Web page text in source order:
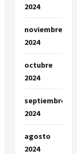
2024
noviembre
2024
octubre
2024
septiembre
2024
agosto
2024